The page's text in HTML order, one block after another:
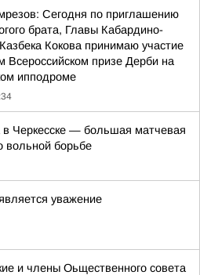
Сегодня по приглашению
брата, Главы Кабардино-
Кокова принимаю участие
Всероссийском призе Дерби на
ипподроме
в Черкесске — большая матчевая
вольной борьбе
уважение
и члены Оьщественного совета